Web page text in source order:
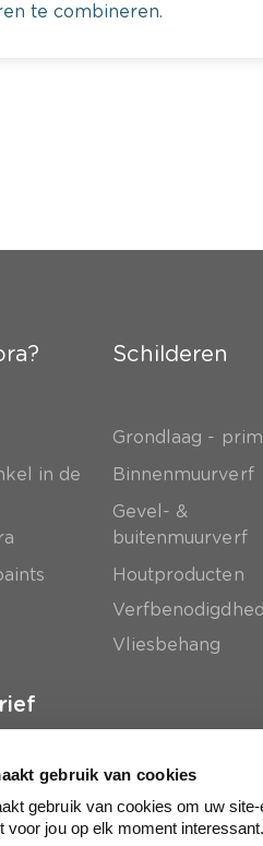
gebruik van cookies
gebruik van cookies om uw
voor jou op elk moment interessant.
te combineren.
in de
Schilderen
Grondlaag -
Binnenmuurverf
Gevel- &
buitenmuurverf
Houtproducten
Vliesbehang